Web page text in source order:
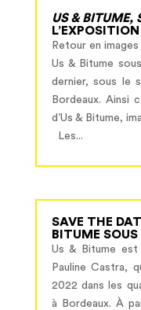
US & BITUME,
Retour en
Us & Bitume
dernier, sous le
Bordeaux. Ainsi
d’Us & Bitume,
Les...
SAVE THE
BITUME
Us & Bitume
Pauline Castra,
2022 dans les
à Bordeaux. À